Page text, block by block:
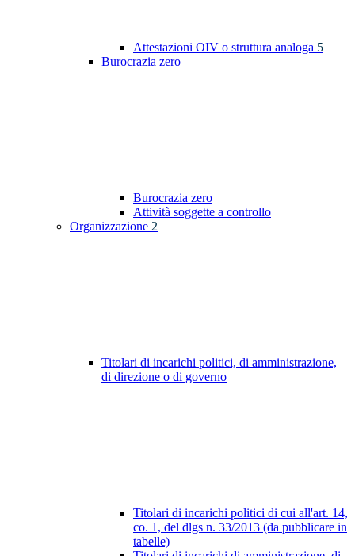
Attestazioni OIV o struttura analoga 5
Burocrazia zero
Burocrazia zero
Attività soggette a controllo
Organizzazione 2
Titolari di incarichi politici, di amministrazione,
di direzione o di governo
Titolari di incarichi politici di cui all'art. 14,
co. 1, del dlgs n. 33/2013 (da pubblicare in
tabelle)